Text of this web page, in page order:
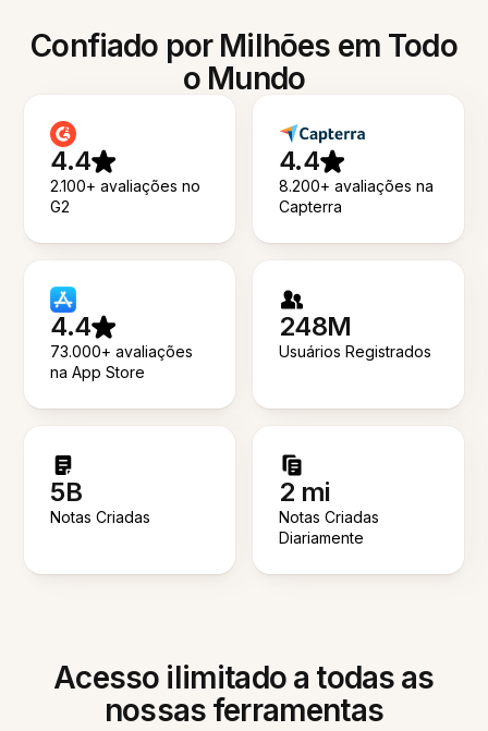
Confiado por Milhões em Todo
o Mundo
4.4
2.100+ avaliações no
G2
4.4
8.200+ avaliações na
Capterra
4.4
73.000+ avaliações
na App Store
248M
Usuários Registrados
5B
Notas Criadas
2 mi
Notas Criadas
Diariamente
Acesso ilimitado a todas as
nossas ferramentas